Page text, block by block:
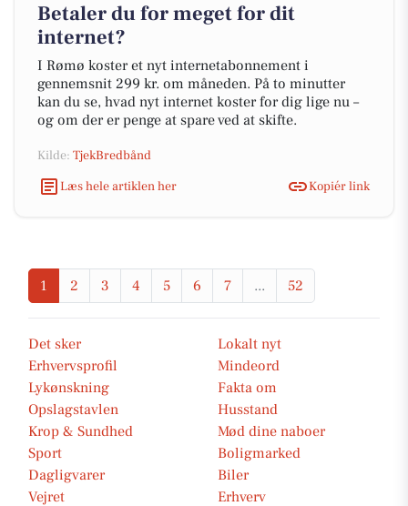
Betaler du for meget for dit
internet?
I Rømø koster et nyt internetabonnement i
gennemsnit 299 kr. om måneden. På to minutter
kan du se, hvad nyt internet koster for dig lige nu –
og om der er penge at spare ved at skifte.
Kilde: TjekBredbånd
Læs hele artiklen her
Kopiér link
1 2 3 4 5 6 7 ... 52
Det sker
Lokalt nyt
Erhvervsprofil
Mindeord
Lykønskning
Fakta om
Opslagstavlen
Husstand
Krop & Sundhed
Mød dine naboer
Sport
Boligmarked
Dagligvarer
Biler
Vejret
Erhverv